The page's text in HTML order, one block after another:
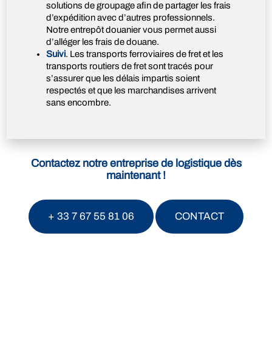
solutions de groupage afin de partager les frais
d’expédition avec d’autres professionnels.
Notre entrepôt douanier vous permet aussi
d’alléger les frais de douane.
Suivi. Les transports ferroviaires de fret et les
transports routiers de fret sont tracés pour
s’assurer que les délais impartis soient
respectés et que les marchandises arrivent
sans encombre.
Contactez notre entreprise de logistique dès
maintenant !
+ 33 7 67 55 81 06 CONTACT